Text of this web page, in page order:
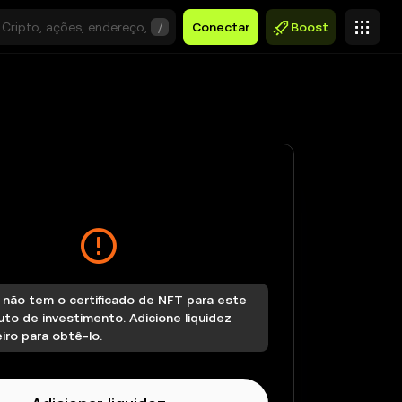
/ Conectar Boost
não tem o certificado de NFT para este
de investimento. Adicione liquidez
para obtê-lo.